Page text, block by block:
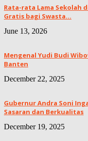
Rata-rata Lama Sekolah
Gratis bagi Swasta...
June 13, 2026
Mengenal Yudi Budi
Banten
December 22, 2025
Gubernur Andra Soni
Sasaran dan Berkualitas
December 19, 2025